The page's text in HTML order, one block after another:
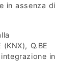
in assenza di
Q.BE
in